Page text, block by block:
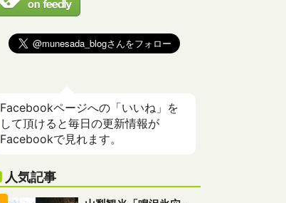
Facebookページへの「いいね」を
して頂けると毎日の更新情報が
Facebookで見れます。
人気記事